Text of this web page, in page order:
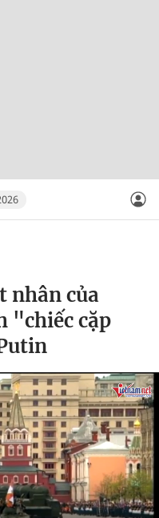
nhân của
"chiếc cặp